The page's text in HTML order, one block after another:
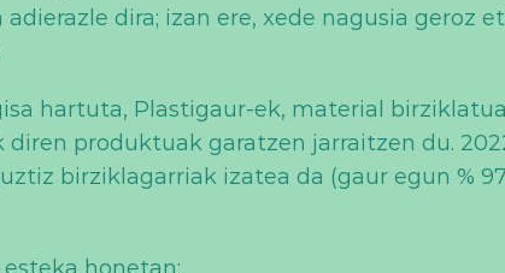
dira; izan ere, xede nagusia geroz
hartuta, Plastigaur-ek, material
produktuak garatzen jarraitzen du.
birziklagarriak izatea da (gaur egun %